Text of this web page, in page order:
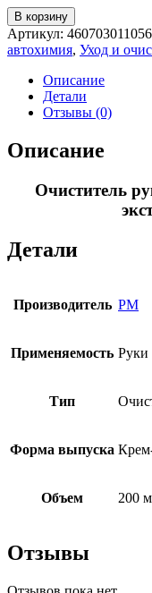
Количество
товара
Очиститель
паста,
туба
Чистик-
экстрим
В корзину
Артикул:
автохимия, Уход и
Описание
Детали
Отзывы (0)
Описание
Очиститель
Детали
Производитель РМ
Применяемость Руки
Тип
Форма выпуска
Объем 200
Отзывы